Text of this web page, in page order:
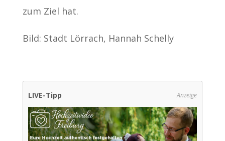
zum Ziel hat.
Bild: Stadt Lörrach, Hannah Schelly
LIVE-Tipp Anzeige